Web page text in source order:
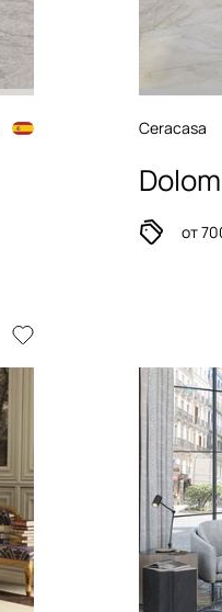
Ceracasa
от